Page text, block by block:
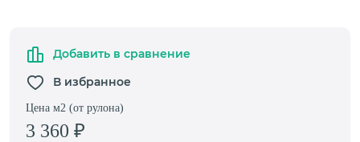
Цена м2 (от рулона)
3 360 ₽
Добавить в сравнение
В избранное